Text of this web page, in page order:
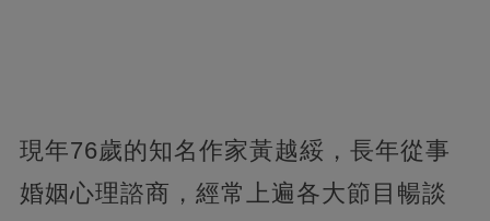
現年76歲的知名作家黃越綏，長年從事
婚姻心理諮商，經常上遍各大節目暢談